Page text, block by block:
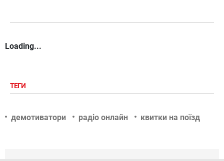
Loading...
ТЕГИ
демотиватори радіо онлайн квитки на поїзд